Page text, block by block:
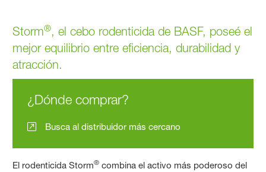
Storm®, el cebo rodenticida de BASF, poseé el
mejor equilibrio entre eficiencia, durabilidad y
atracción.
¿Dónde comprar?
Busca al distribuidor más cercano
El rodenticida Storm® combina el activo más poderoso del